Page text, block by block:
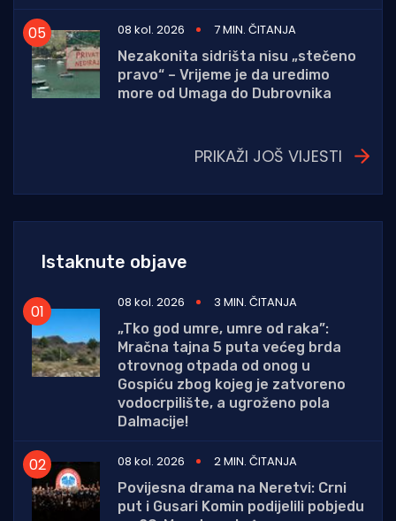
08 kol. 2026
7 MIN. ČITANJA
Nezakonita sidrišta nisu „stečeno
pravo“ – Vrijeme je da uredimo
more od Umaga do Dubrovnika
PRIKAŽI JOŠ VIJESTI
Istaknute objave
08 kol. 2026
3 MIN. ČITANJA
„Tko god umre, umre od raka”:
Mračna tajna 5 puta većeg brda
otrovnog otpada od onog u
Gospiću zbog kojeg je zatvoreno
vodocrpilište, a ugroženo pola
Dalmacije!
08 kol. 2026
2 MIN. ČITANJA
Povijesna drama na Neretvi: Crni
put i Gusari Komin podijelili pobjedu